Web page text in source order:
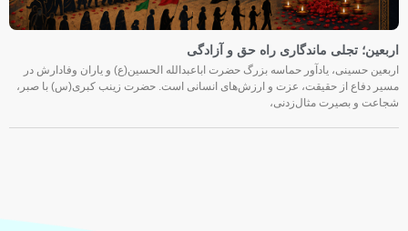
اربعین؛ تجلی ماندگاری راه حق و آزادگی
اربعین حسینی، یادآور حماسه بزرگ حضرت اباعبدالله الحسین(ع) و یاران وفادارش در
مسیر دفاع از حقیقت، عزت و ارزش‌های انسانی است. حضرت زینب کبری(س) با صبر،
شجاعت و بصیرت مثال‌زدنی،